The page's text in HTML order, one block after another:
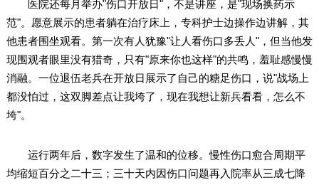
医院还每月举办"伤口开放日"，不是讲座，是"现场换药示
范"。愿意展示的患者躺在治疗床上，专科护士边操作边讲解，其
他患者围坐观看。第一次有人犹豫"让人看伤口多丢人"，但当他发
现围观者眼里没有猎奇，只有"原来你也这样"的共鸣，羞耻感慢慢
消融。一位退伍老兵在开放日展示了自己的糖足伤口，说"战场上
都没怕过，这双脚差点让我垮了，现在我想让新兵看看，怎么不
垮"。
运行两年后，数字发生了温和的位移。慢性伤口愈合周期平
均缩短百分之二十三；三十天内因伤口问题再入院率从三成七降